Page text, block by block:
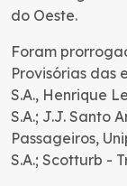
do Oeste.
Foram
Provisórias das
S.A., Henrique
S.A.; J.J. Santo
Passageiros,
S.A.; Scotturb -